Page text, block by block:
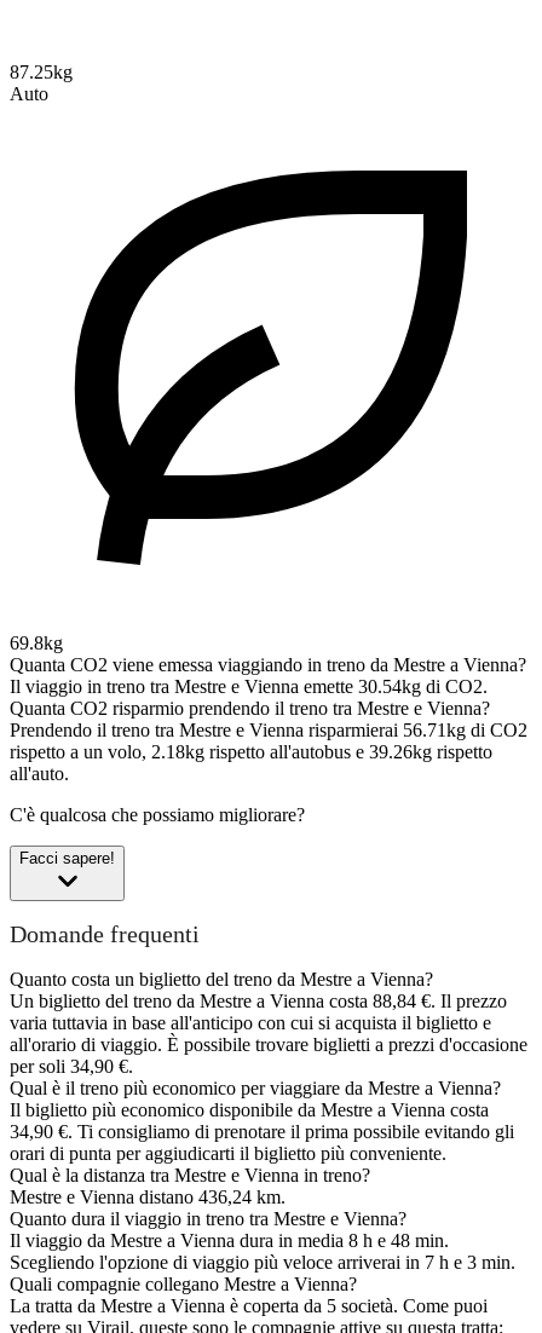
87.25kg
Auto
69.8kg
Quanta CO2 viene emessa viaggiando in treno da Mestre a Vienna?
Il viaggio in treno tra Mestre e Vienna emette 30.54kg di CO2.
Quanta CO2 risparmio prendendo il treno tra Mestre e Vienna?
Prendendo il treno tra Mestre e Vienna risparmierai 56.71kg di CO2
rispetto a un volo, 2.18kg rispetto all'autobus e 39.26kg rispetto
all'auto.
C'è qualcosa che possiamo migliorare?
Facci sapere!
Domande frequenti
Quanto costa un biglietto del treno da Mestre a Vienna?
Un biglietto del treno da Mestre a Vienna costa 88,84 €. Il prezzo
varia tuttavia in base all'anticipo con cui si acquista il biglietto e
all'orario di viaggio. È possibile trovare biglietti a prezzi d'occasione
per soli 34,90 €.
Qual è il treno più economico per viaggiare da Mestre a Vienna?
Il biglietto più economico disponibile da Mestre a Vienna costa
34,90 €. Ti consigliamo di prenotare il prima possibile evitando gli
orari di punta per aggiudicarti il biglietto più conveniente.
Qual è la distanza tra Mestre e Vienna in treno?
Mestre e Vienna distano 436,24 km.
Quanto dura il viaggio in treno tra Mestre e Vienna?
Il viaggio da Mestre a Vienna dura in media 8 h e 48 min.
Scegliendo l'opzione di viaggio più veloce arriverai in 7 h e 3 min.
Quali compagnie collegano Mestre a Vienna?
La tratta da Mestre a Vienna è coperta da 5 società. Come puoi
vedere su Virail, queste sono le compagnie attive su questa tratta: